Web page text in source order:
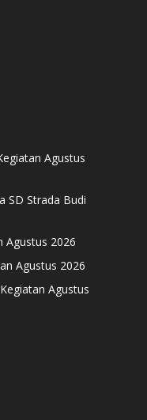
Agustus
SD Strada Budi
Agustus 2026
Agustus 2026
Agustus